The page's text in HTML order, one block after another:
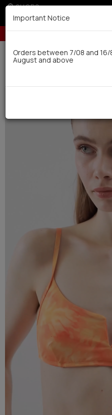
SHOPS
Up to 6 interest-free
Delivery in 7-9
Important Notice
Orders between 7/08 and
August and above